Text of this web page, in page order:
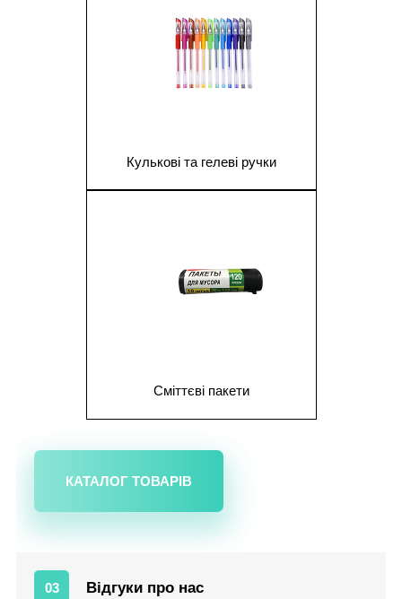
Кулькові та гелеві ручки
Сміттєві пакети
КАТАЛОГ ТОВАРІВ
03 Відгуки про нас